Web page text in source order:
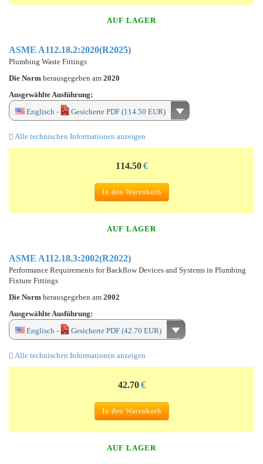
AUF LAGER
ASME A112.18.2:2020(R2025)
Plumbing Waste Fittings
Die Norm herausgegeben am 2020
Ausgewählte Ausführung:
Englisch -
Gesicherte PDF (114.50 EUR)
Alle technischen Informationen anzeigen
114.50 €
In den Warenkorb
AUF LAGER
ASME A112.18.3:2002(R2022)
Performance Requirements for Backflow Devices and Systems in Plumbing
Fixture Fittings
Die Norm herausgegeben am 2002
Ausgewählte Ausführung:
Englisch -
Gesicherte PDF (42.70 EUR)
Alle technischen Informationen anzeigen
42.70 €
In den Warenkorb
AUF LAGER